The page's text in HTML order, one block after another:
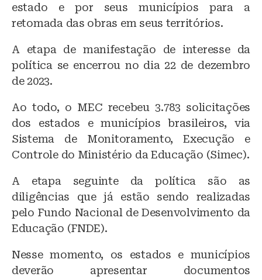
estado e por seus municípios para a
retomada das obras em seus territórios.
A etapa de manifestação de interesse da
política se encerrou no dia 22 de dezembro
de 2023.
Ao todo, o MEC recebeu 3.783 solicitações
dos estados e municípios brasileiros, via
Sistema de Monitoramento, Execução e
Controle do Ministério da Educação (Simec).
A etapa seguinte da política são as
diligências que já estão sendo realizadas
pelo Fundo Nacional de Desenvolvimento da
Educação (FNDE).
Nesse momento, os estados e municípios
deverão apresentar documentos